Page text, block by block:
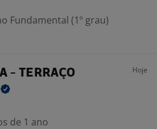
Fundamental (1º grau)
- TERRAÇO Hoje
de 1 ano